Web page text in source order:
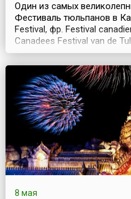
Один из самых
Фестиваль тюльпанов в
Festival, фр. Festival
Canadees Festival van de
Оттаве в первой
недель. Ежегодно в мае
разноцветном море
традиции посылают в
8 мая